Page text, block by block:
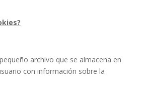
archivo que se almacena en
con información sobre la